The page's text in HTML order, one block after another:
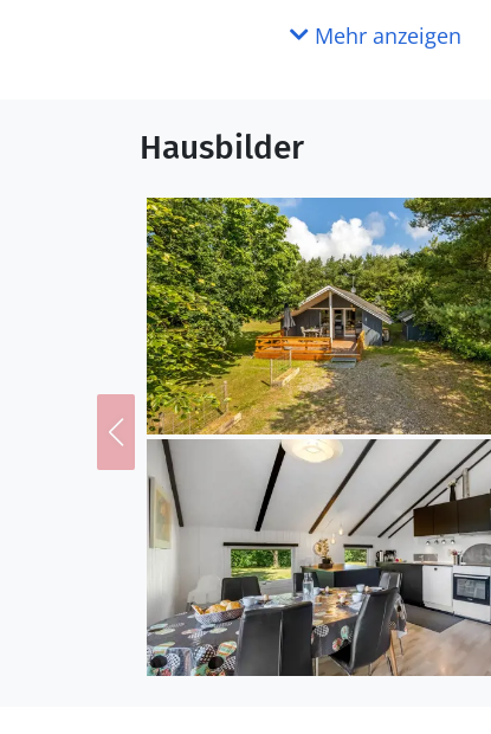
WC und Bad
Draußen
beträgt 500 m. Die
Terrassenareal zur
Einrichtung
Das Ferienhaus
wurde 1987
mitzubringen. Die
ausgestattet. Die
Liter Nutzinhalt.
Schlafverhältnisse
Die Schlafplätze
in Einzelbetten. 2
Multimedien
Mehr anzeigen
Hausbilder